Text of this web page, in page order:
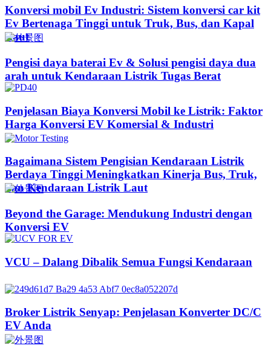
Konversi mobil Ev Industri: Sistem konversi car kit
Ev Bertenaga Tinggi untuk Truk, Bus, dan Kapal
Laut
Pengisi daya baterai Ev & Solusi pengisi daya dua
arah untuk Kendaraan Listrik Tugas Berat
Penjelasan Biaya Konversi Mobil ke Listrik: Faktor
Harga Konversi EV Komersial & Industri
Bagaimana Sistem Pengisian Kendaraan Listrik
Berdaya Tinggi Meningkatkan Kinerja Bus, Truk,
dan Kendaraan Listrik Laut
Beyond the Garage: Mendukung Industri dengan
Konversi EV
VCU – Dalang Dibalik Semua Fungsi Kendaraan
Broker Listrik Senyap: Penjelasan Konverter DC/C
EV Anda